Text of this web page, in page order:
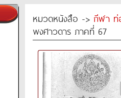
หมวดหนังสือ -> กีฬา ท่
พงศาวดาร ภาคที่ 67